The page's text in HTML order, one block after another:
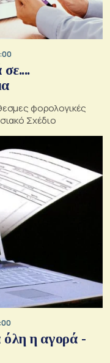
φορολογικές
Σχέδιο
όλη η αγορά -